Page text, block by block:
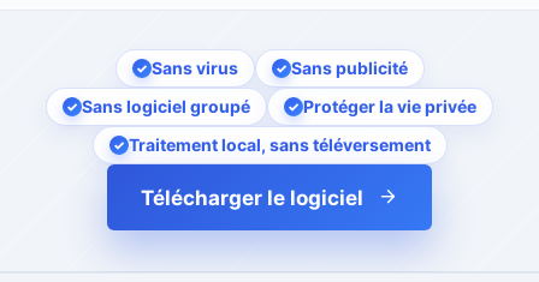
Sans virus
Sans publicité
Sans logiciel groupé
Protéger la vie privée
Traitement local, sans téléversement
Télécharger le logiciel